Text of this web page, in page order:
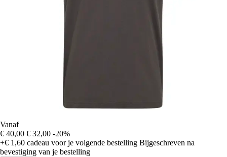
Vanaf
€ 40,00 € 32,00 -20%
+€ 1,60 cadeau voor je volgende bestelling Bijgeschreven na
bevestiging van je bestelling